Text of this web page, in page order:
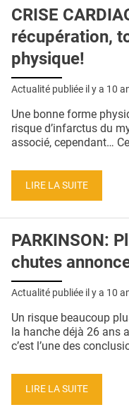
CRISE
récupération,
physique!
Actualité publiée il y a 10
Une bonne forme
risque d’infarctus du
associé, cependant…
LIRE LA SUITE
PARKINSON:
chutes
Actualité publiée il y a 10
Un risque beaucoup
la hanche déjà 26 ans
c’est l’une des
LIRE LA SUITE